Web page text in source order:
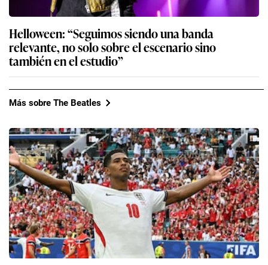
Helloween: “Seguimos siendo una banda
relevante, no solo sobre el escenario sino
también en el estudio”
Más sobre The Beatles